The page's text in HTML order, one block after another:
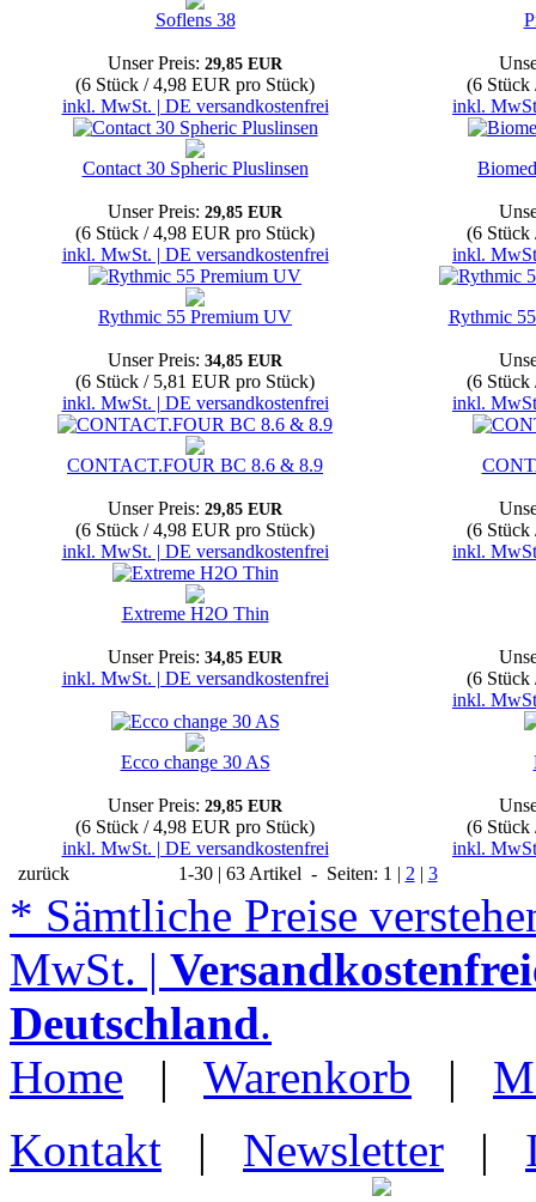
Soflens 38
Unser Preis: 29,85 EUR
(6 Stück / 4,98 EUR pro Stück)
inkl. MwSt. | DE versandkostenfrei
(6 Stück
inkl.
Contact 30 Spheric Pluslinsen
Unser Preis: 29,85 EUR
(6 Stück / 4,98 EUR pro Stück)
inkl. MwSt. | DE versandkostenfrei
(6 Stück
inkl.
Rythmic 55 Premium UV
Unser Preis: 34,85 EUR
(6 Stück / 5,81 EUR pro Stück)
inkl. MwSt. | DE versandkostenfrei
Rythmic
(6 Stück
inkl.
CONTACT.FOUR BC 8.6 & 8.9
Unser Preis: 29,85 EUR
(6 Stück / 4,98 EUR pro Stück)
inkl. MwSt. | DE versandkostenfrei
(6 Stück
inkl.
Extreme H2O Thin
Unser Preis: 34,85 EUR
inkl. MwSt. | DE versandkostenfrei
(6 Stück
inkl.
Ecco change 30 AS
Unser Preis: 29,85 EUR
(6 Stück / 4,98 EUR pro Stück)
inkl. MwSt. | DE versandkostenfrei
(6 Stück
inkl.
zurück
1-30 | 63 Artikel - Seiten: 1 | 2 | 3
* Sämtliche Preise
MwSt. |
Deutschland.
Home | Warenkorb |
Kontakt | Newsletter |